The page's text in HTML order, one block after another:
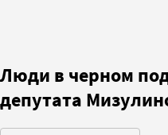
Люди в черном
депутата